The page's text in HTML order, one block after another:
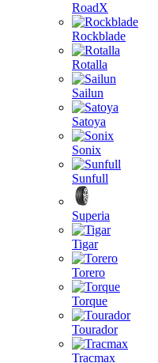
RoadX
Rockblade
Rotalla
Sailun
Satoya
Sonix
Sunfull
Superia
Tigar
Torero
Torque
Tourador
Tracmax